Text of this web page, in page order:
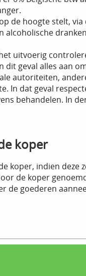
de hoogte stelt,
uitvoerig
geval alles aan
autoriteiten,
In dat geval
behandelen. In
koper
koper, indien
de koper
de goederen